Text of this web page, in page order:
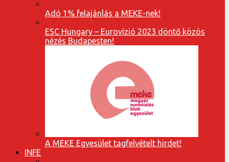
Adó 1% felajánlás a MEKE-nek!
ESC Hungary – Eurovízió 2023 döntő közös
nézés Budapesten!
A MEKE Egyesület tagfelvételt hirdet!
INFE